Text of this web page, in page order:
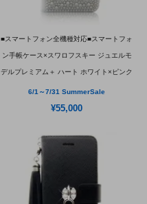
■スマートフォン全機種対応■スマートフォ
ン手帳ケース×スワロフスキー ジュエルモ
デルプレミアム＋ ハート ホワイト×ピンク
6/1～7/31 SummerSale
¥55,000